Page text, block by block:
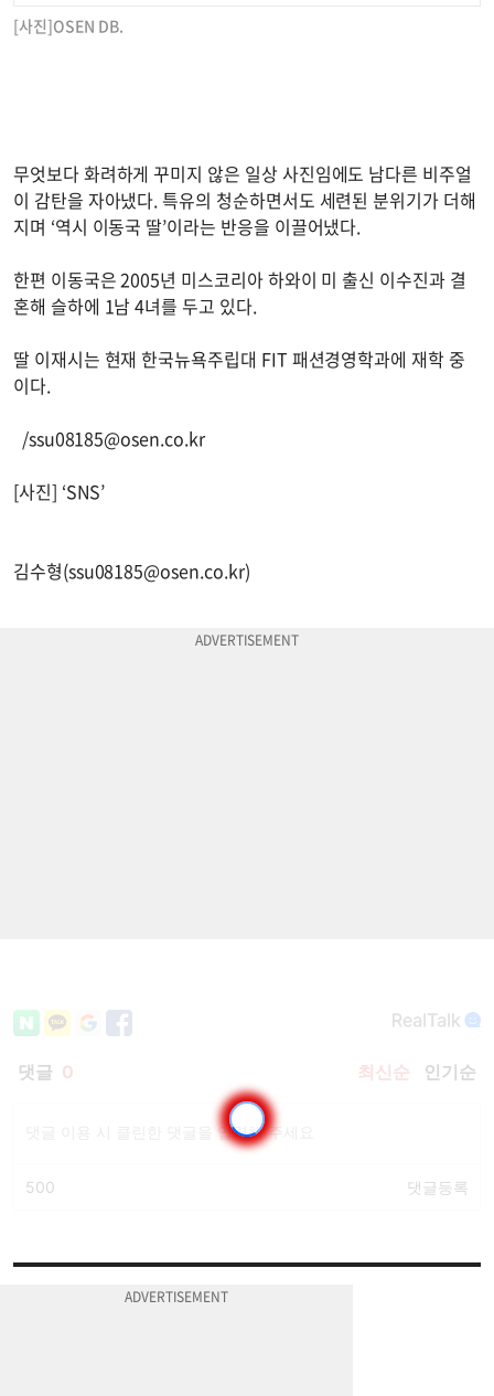
[사진]OSEN DB.
무엇보다 화려하게 꾸미지 않은 일상 사진임에도 남다른 비주얼
이 감탄을 자아냈다. 특유의 청순하면서도 세련된 분위기가 더해
지며 ‘역시 이동국 딸’이라는 반응을 이끌어냈다.
한편 이동국은 2005년 미스코리아 하와이 미 출신 이수진과 결
혼해 슬하에 1남 4녀를 두고 있다.
딸 이재시는 현재 한국뉴욕주립대 FIT 패션경영학과에 재학 중
이다.
/ssu08185@osen.co.kr
[사진] ‘SNS’
김수형(ssu08185@osen.co.kr)